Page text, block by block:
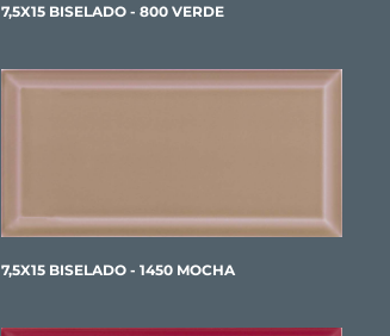
7,5X15 BISELADO - 800 VERDE
7,5X15 BISELADO - 1450 MOCHA